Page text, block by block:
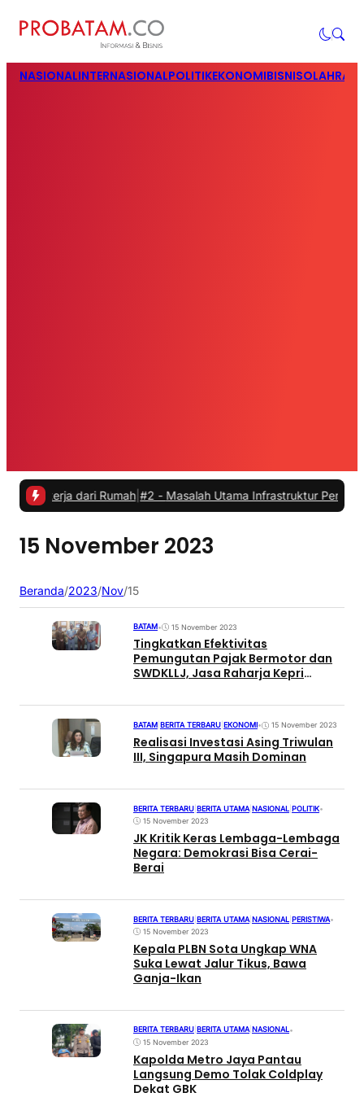
NASIONALINTERNASIONALPOLITIKEKONOMIBISNIS
dari Rumah| #2 -Masalah Utama Infrastruktur Pengisian
15 November 2023
Beranda/2023/Nov/15
BATAM• 15 November 2023
Tingkatkan Efektivitas
Pemungutan Pajak Bermotor dan
SWDKLLJ, Jasa Raharja Kepri
Bapenda Kepri
BATAM BERITA TERBARU EKONOMI• 15 November 2023
Realisasi Investasi Asing Triwulan
III, Singapura Masih Dominan
BERITA TERBARU BERITA UTAMA NASIONAL POLITIK•
15 November 2023
JK Kritik Keras Lembaga-Lembaga
Negara: Demokrasi Bisa Cerai-
Berai
BERITA TERBARU BERITA UTAMA NASIONAL PERISTIWA•
15 November 2023
Kepala PLBN Sota Ungkap WNA
Suka Lewat Jalur Tikus, Bawa
Ganja-Ikan
BERITA TERBARU BERITA UTAMA|NASIONAL•
15 November 2023
Kapolda Metro Jaya Pantau
Langsung Demo Tolak Coldplay
Dekat GBK